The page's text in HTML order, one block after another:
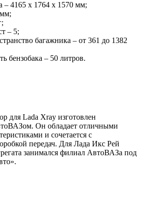
– 4165 х 1764 х 1570 мм;
– 5;
багажника – от 361 до 1382
бензобака – 50 литров.
для Lada Xray изготовлен
Он обладает отличными
и сочетается с
передач. Для Лада Икс Рей
занимался филиал АвтоВАЗа под